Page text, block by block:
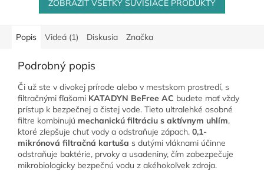
ZOBRAZIŤ VŠETKY SÚVISIACE PRODUKTY
Popis Videá (1) Diskusia Značka
Podrobný popis
Či už ste v divokej prírode alebo v mestskom prostredí, s
filtračnými fľašami KATADYN BeFree AC budete mať vždy
prístup k bezpečnej a čistej vode. Tieto ultralehké osobné
filtre kombinujú mechanickú filtráciu s aktívnym uhlím,
ktoré zlepšuje chuť vody a odstraňuje zápach. 0,1-
mikrónová filtračná kartuša s dutými vláknami účinne
odstraňuje baktérie, prvoky a usadeniny, čím zabezpečuje
mikrobiologicky bezpečnú vodu z akéhokoľvek zdroja.